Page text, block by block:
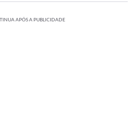
APÓS A PUBLICIDADE